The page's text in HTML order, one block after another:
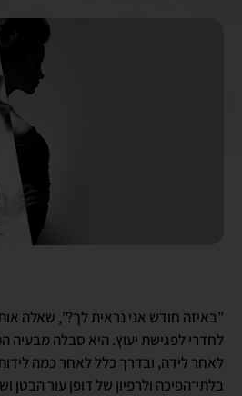
"באיזה חודש אני נראית לך?", שאלה
לחדרי לפגישת יעוץ. היא סבלה
לאחר לידה, ובדרך כלל לאחר כמה
בלתי־הפיכה ולרפיון של דופן עור הבטן